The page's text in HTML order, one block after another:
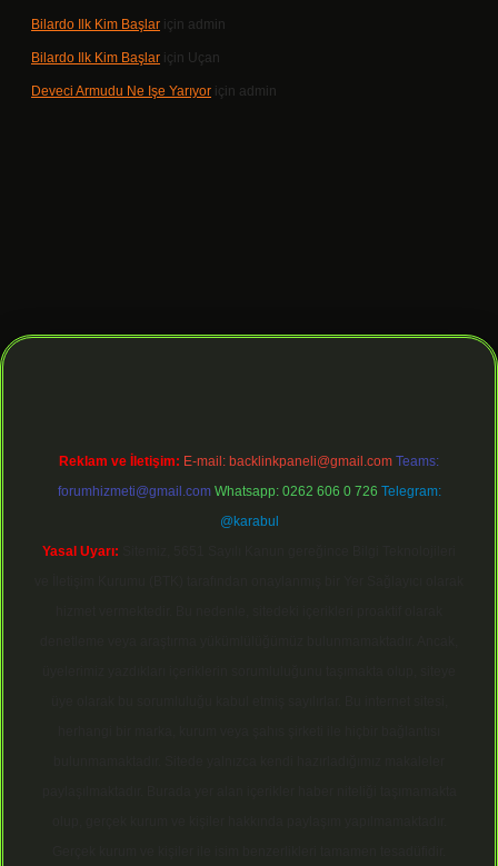
Bilardo Ilk Kim Başlar için admin
Bilardo Ilk Kim Başlar için Uçan
Deveci Armudu Ne Işe Yarıyor için admin
giriş
Reklam ve İletişim: E-mail: backlinkpaneli@gmail.com Teams:
forumhizmeti@gmail.com Whatsapp: 0262 606 0 726 Telegram:
@karabul
Yasal Uyarı: